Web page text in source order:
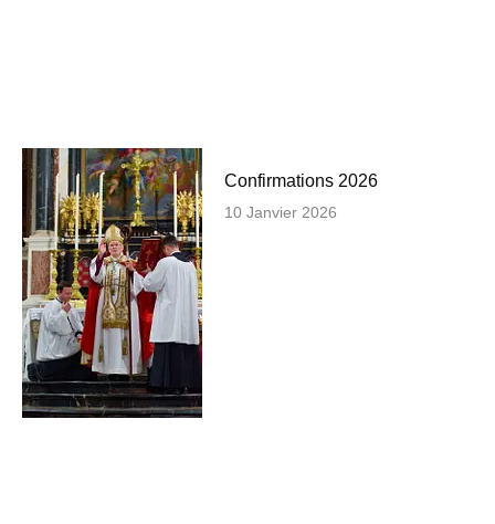
Confirmations 2026
10 Janvier 2026